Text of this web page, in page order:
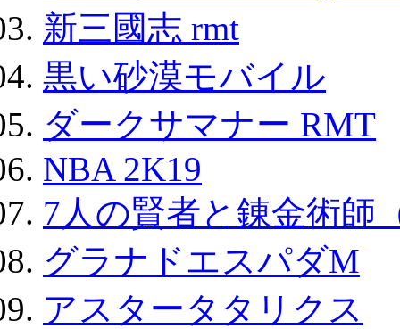
新三國志 rmt
黒い砂漠モバイル
ダークサマナー RMT
NBA 2K19
7人の賢者と錬金術師
グラナドエスパダM
アスタータタリクス